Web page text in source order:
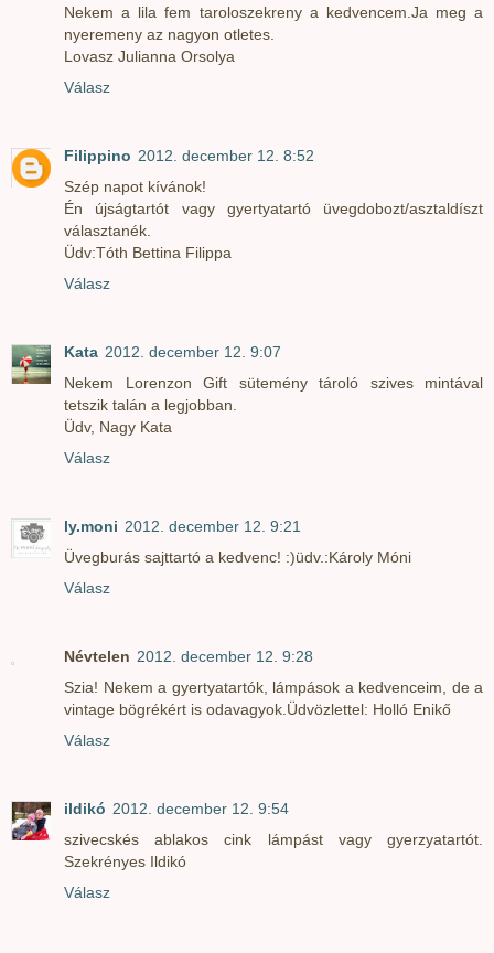
Nekem a lila fem taroloszekreny a kedvencem.Ja meg a
nyeremeny az nagyon otletes.
Lovasz Julianna Orsolya
Válasz
Filippino 2012. december 12. 8:52
Szép napot kívánok!
Én újságtartót vagy gyertyatartó üvegdobozt/asztaldíszt
választanék.
Üdv:Tóth Bettina Filippa
Válasz
Kata 2012. december 12. 9:07
Nekem Lorenzon Gift sütemény tároló szives mintával
tetszik talán a legjobban.
Üdv, Nagy Kata
Válasz
ly.moni 2012. december 12. 9:21
Üvegburás sajttartó a kedvenc! :)üdv.:Károly Móni
Válasz
Névtelen 2012. december 12. 9:28
Szia! Nekem a gyertyatartók, lámpások a kedvenceim, de a
vintage bögrékért is odavagyok.Üdvözlettel: Holló Enikő
Válasz
ildikó 2012. december 12. 9:54
szivecskés ablakos cink lámpást vagy gyerzyatartót.
Szekrényes Ildikó
Válasz